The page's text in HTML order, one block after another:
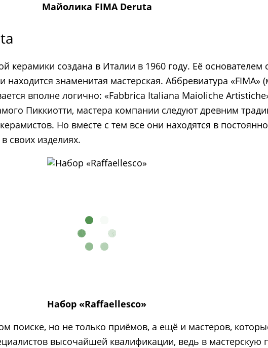
Майолика FIMA Deruta
керамики создана в Италии в 1960 году. Её основателем
знаменитая мастерская. Аббревиатура «FIMA»
вполне логично: «Fabbrica Italiana Maioliche
Пиккиотти, мастера компании следуют древним
Но вместе с тем все они находятся в
своих изделиях.
Набор «Raffaellesco»
поиске, но не только приёмов, а ещё и мастеров,
высочайшей квалификации, ведь в мастерскую